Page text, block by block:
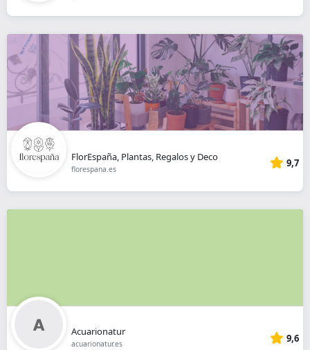
FlorEspaña, Plantas, Regalos y Deco
florespana.es 9,7
Acuarionatur
acuarionatur.es 9,6